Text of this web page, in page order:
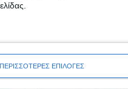
ΠΕΡΙΣΣΟΤΕΡΕΣ ΕΠΙΛΟΓΕΣ